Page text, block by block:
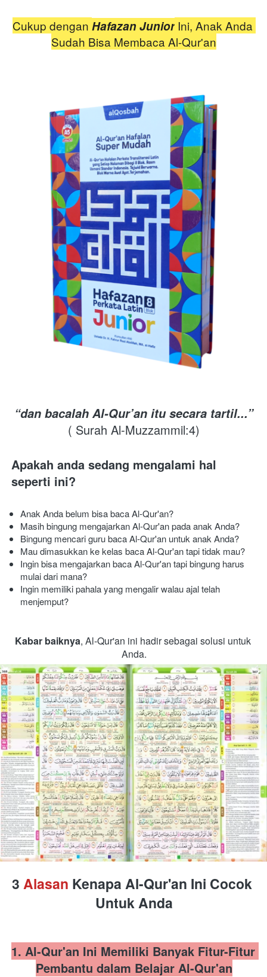
Cukup dengan Hafazan Junior Ini, Anak Anda
Sudah Bisa Membaca Al-Qur'an
“dan bacalah Al-Qur’an itu secara tartil...”
( Surah Al-Muzzammil:4)
Apakah anda sedang mengalami hal
seperti ini?
Anak Anda belum bisa baca Al-Qur'an?
Masih bingung mengajarkan Al-Qur'an pada anak Anda?
Bingung mencari guru baca Al-Qur'an untuk anak Anda?
Mau dimasukkan ke kelas baca Al-Qur'an tapi tidak mau?
Ingin bisa mengajarkan baca Al-Qur'an tapi bingung harus
mulai dari mana?
Ingin memiliki pahala yang mengalir walau ajal telah
menjemput?
Kabar baiknya, Al-Qur'an ini hadir sebagai solusi untuk
Anda.
3 Alasan Kenapa Al-Qur'an Ini Cocok
Untuk Anda
1. Al-Qur'an Ini Memiliki Banyak Fitur-Fitur
Pembantu dalam Belajar Al-Qur'an